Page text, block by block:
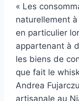
« Les
naturellement
en particulier
appartenant à
les biens de
que fait le
Andrea
artisanale au